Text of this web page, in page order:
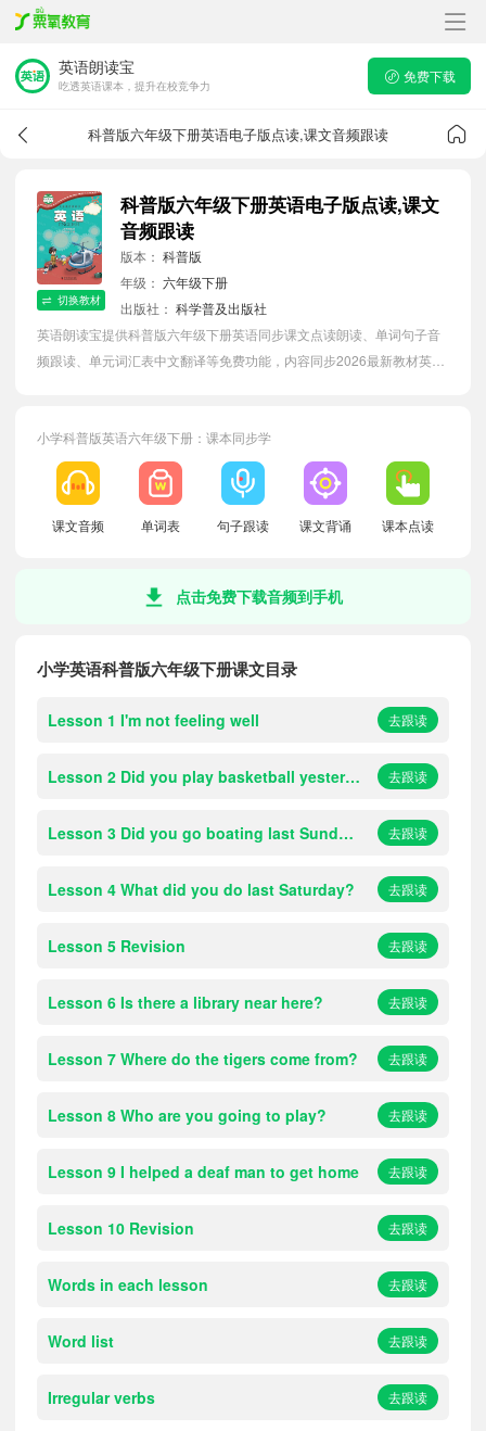
英语朗读宝
吃透英语课本，提升在校竞争力
免费下载
科普版六年级下册英语电子版点读,课文音频跟读
切换教材
科普版六年级下册英语电子版点读,课文
音频跟读
版本： 科普版
年级： 六年级下册
出版社： 科学普及出版社
英语朗读宝提供科普版六年级下册英语同步课文点读朗读、单词句子音
频跟读、单元词汇表中文翻译等免费功能，内容同步2026最新教材英语
小学科普版英语六年级下册：课本同步学
课文音频 单词表 句子跟读 课文背诵 课本点读
点击免费下载音频到手机
小学英语科普版六年级下册课文目录
Lesson 1 I'm not feeling well 去跟读
Lesson 2 Did you play basketball yesterday? 去跟读
Lesson 3 Did you go boating last Sunday? 去跟读
Lesson 4 What did you do last Saturday? 去跟读
Lesson 5 Revision 去跟读
Lesson 6 Is there a library near here? 去跟读
Lesson 7 Where do the tigers come from? 去跟读
Lesson 8 Who are you going to play? 去跟读
Lesson 9 I helped a deaf man to get home 去跟读
Lesson 10 Revision 去跟读
Words in each lesson 去跟读
Word list 去跟读
Irregular verbs 去跟读